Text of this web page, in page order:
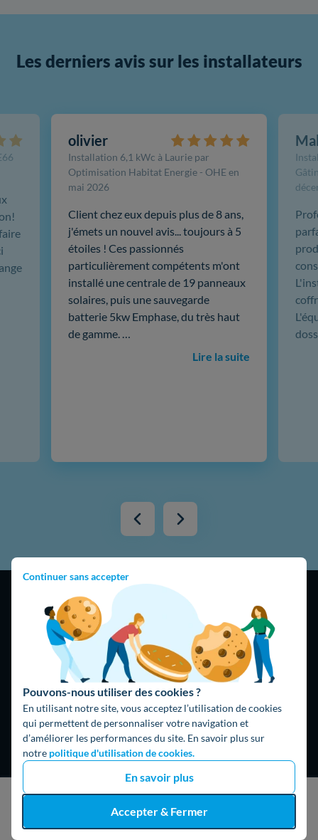
Continuer sans accepter
Pouvons-nous utiliser des cookies ?
En utilisant notre site, vous acceptez l’utilisation de cookies
qui permettent de personnaliser votre navigation et
d’améliorer les performances du site. En savoir plus sur
notre politique d'utilisation de cookies.
En savoir plus
Accepter & Fermer
J'obtiens un devis gratuit
Les derniers avis sur les installateurs
olivier
Installation 6,1 kWc à Laurie par
Optimisation Habitat Energie - OHE en
mai 2026
Client chez eux depuis plus de 8 ans,
j'émets un nouvel avis... toujours à 5
étoiles ! Ces passionnés
particulièrement compétents m'ont
installé une centrale de 19 panneaux
solaires, puis une sauvegarde
batterie 5kw Emphase, du très haut
de gamme. …
Lire la suite
4,9/5
16474 avisGoogle